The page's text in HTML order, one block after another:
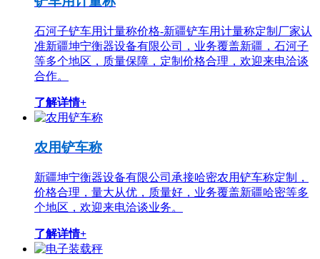
石河子铲车用计量称价格-新疆铲车用计量称定制厂家认
准新疆坤宁衡器设备有限公司，业务覆盖新疆，石河子
等多个地区，质量保障，定制价格合理，欢迎来电洽谈
合作。
了解详情+
农用铲车称
新疆坤宁衡器设备有限公司承接哈密农用铲车称定制，
价格合理，量大从优，质量好，业务覆盖新疆哈密等多
个地区，欢迎来电洽谈业务。
了解详情+